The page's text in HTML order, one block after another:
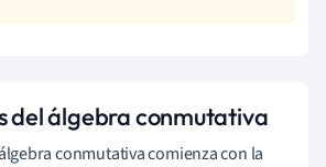
del álgebra conmutativa
conmutativa comienza con la